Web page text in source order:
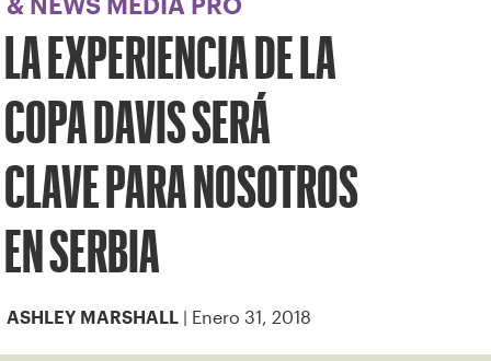
& NEWS MEDIA PRO
LA EXPERIENCIA DE LA
COPA DAVIS SERÁ
CLAVE PARA NOSOTROS
EN SERBIA
ASHLEY MARSHALL | Enero 31, 2018